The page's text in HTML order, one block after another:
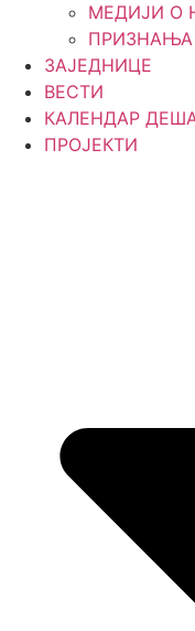
МЕДИЈИ О
ПРИЗНАЊА
ЗАЈЕДНИЦЕ
ВЕСТИ
КАЛЕНДАР
ПРОЈЕКТИ